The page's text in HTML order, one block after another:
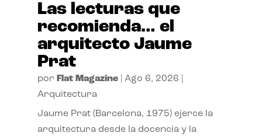
Las lecturas que
recomienda… el
arquitecto Jaume
Prat
por Flat Magazine| Ago 6, 2026
Arquitectura
Jaume Prat (Barcelona, 1975) ejerce la
arquitectura desde la docencia y la